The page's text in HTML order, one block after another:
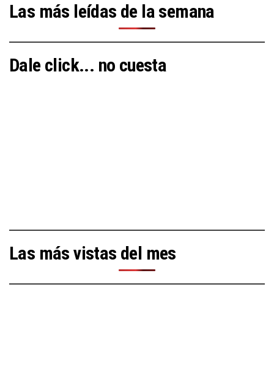
Las más leídas de la semana
Dale click... no cuesta
Las más vistas del mes